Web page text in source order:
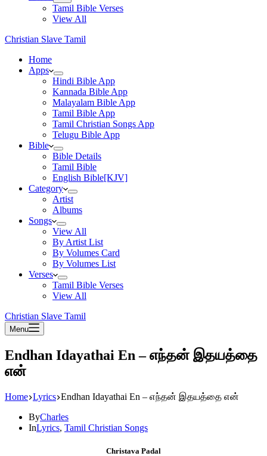
Tamil Bible Verses
View All
Christian Slave Tamil
Home
Apps
Hindi Bible App
Kannada Bible App
Malayalam Bible App
Tamil Bible App
Tamil Christian Songs App
Telugu Bible App
Bible
Bible Details
Tamil Bible
English Bible[KJV]
Category
Artist
Albums
Songs
View All
By Artist List
By Volumes Card
By Volumes List
Verses
Tamil Bible Verses
View All
Christian Slave Tamil
Menu
Endhan Idayathai En – எந்தன் இதயத்தை
என்
Home Lyrics Endhan Idayathai En – எந்தன் இதயத்தை என்
ByCharles
InLyrics, Tamil Christian Songs
Christava Padal